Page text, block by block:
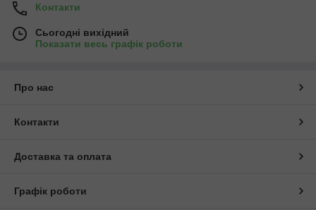
Контакти
Сьогодні вихідний
Показати весь графік роботи
Про нас
Контакти
Доставка та оплата
Графік роботи